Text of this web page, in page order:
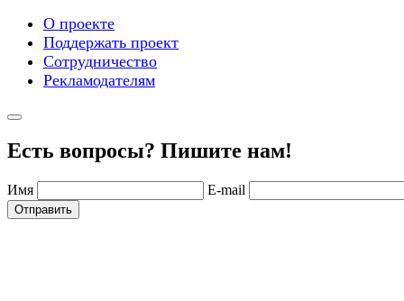
О проекте
Поддержать проект
Сотрудничество
Рекламодателям
Есть вопросы? Пишите нам!
Имя E-mail